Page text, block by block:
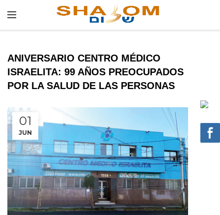
ANIVERSARIO CENTRO MÉDICO
ISRAELITA: 99 AÑOS PREOCUPADOS
POR LA SALUD DE LAS PERSONAS
01
JUN